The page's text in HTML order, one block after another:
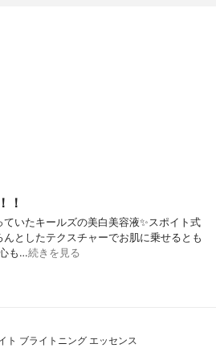
！
いたキールズの美白美容液✨スポイト式
としたテクスチャーでお肌に乗せるとも
も…続きを見る
ト ブライトニング エッセンス